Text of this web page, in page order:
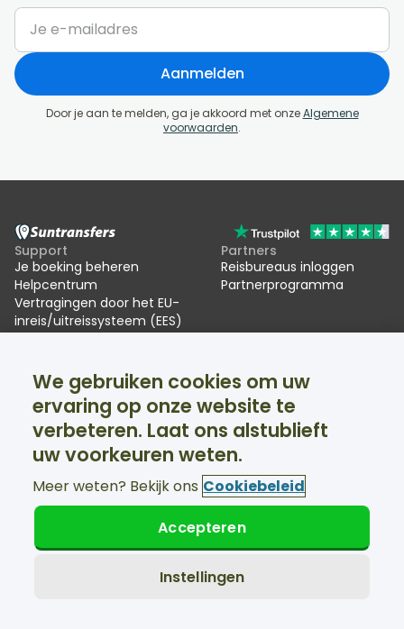
Aanmelden
Door je aan te melden, ga je akkoord met onzeAlgemene
voorwaarden.
Support
Je boeking beheren
Helpcentrum
Vertragingen door het EU-
inreis/uitreissysteem (EES)
Partners
Reisbureaus inloggen
Partnerprogramma
Over ons
Beoordelingen
Skitransfers
Facebook
Twitter
Support 24/7 beschikbaar
© Suntransfers.com 2026
We gebruiken cookies om uw
ervaring op onze website te
verbeteren. Laat ons alstublieft
uw voorkeuren weten.
Meer weten? Bekijk ons Cookiebeleid
Instellingen
Accepteren